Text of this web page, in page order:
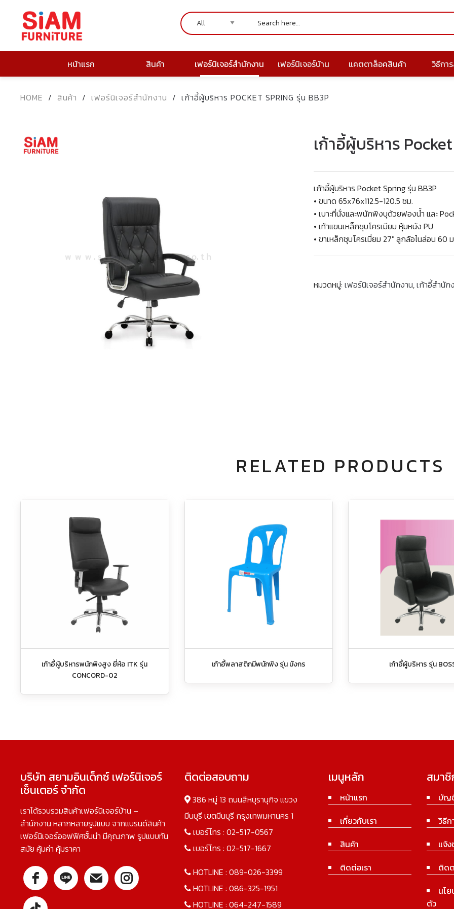
หน้าแรก สินค้า เฟอร์นิเจอร์สำนักงาน เฟอร์นิเจอร์บ้าน แคตตาล็อคสินค้า วิธีกา
HOME / สินค้า / เฟอร์นิเจอร์สำนักงาน / เก้าอี้ผู้บริหาร POCKET SPRING รุ่น BB3P
เก้าอี้ผู้บริหาร
เก้าอี้ผู้บริหาร Pocket Spring รุ่น BB3P
• ขนาด 65x76x112.5-120.5 ซม.
• เบาะที่นั่งและพนักพิงบุด้วยฟองน้ำ และ
• เท้าแขนเหล็กชุบโครเมียม หุ้มหนัง PU
• ขาเหล็กชุบโครเมี่ยม 27″ ลูกล้อไนล่อน 60
หมวดหมู่:เฟอร์นิเจอร์สำนักงาน,เก้าอี้สำนัก
RELATED PRODUCTS
เก้าอี้ผู้บริหารพนักพิงสูง ยี่ห้อ ITK รุ่น
CONCORD-02
เก้าอี้พลาสติกมีพนักพิง รุ่น มังกร เก้าอี้ผู้บริหาร รุ่น
บริษัท สยามอินเด็กซ์ เฟอร์นิเจอร์
เซ็นเตอร์ จำกัด
เราได้รวบรวมสินค้าเฟอร์นิเจอร์บ้าน –
สำนักงาน หลากหลายรูปแบบ จากแบรนด์สินค้า
เฟอร์นิเจอร์ออฟฟิศชั้นนำ มีคุณภาพ รูปแบบทัน
สมัย คุ้มค่า คุ้มราคา
ติดต่อสอบถาม
386 หมู่ 13 ถนนสีหบุรานุกิจ แขวง
มีนบุรี เขตมีนบุรี กรุงเทพมหานคร 1
เบอร์โทร : 02-517-0567
เบอร์โทร : 02-517-1667
HOTLINE : 089-026-3399
HOTLINE : 086-325-1951
HOTLINE : 064-247-1589
เมนูหลัก
หน้าแรก
เกี่ยวกับเรา
สินค้า
ติดต่อเรา
สมา
บัญ
วิธีก
แจ้ง
ติด
นโ
ตัว